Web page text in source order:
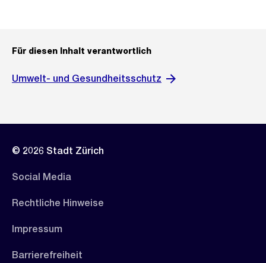
Für diesen Inhalt verantwortlich
Umwelt- und Gesundheitsschutz
© 2026 Stadt Zürich
Social Media
Rechtliche Hinweise
Impressum
Barrierefreiheit